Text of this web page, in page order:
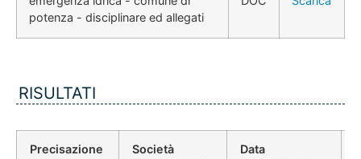
potenza - disciplinare ed allegati
RISULTATI
Precisazione
Società
Data